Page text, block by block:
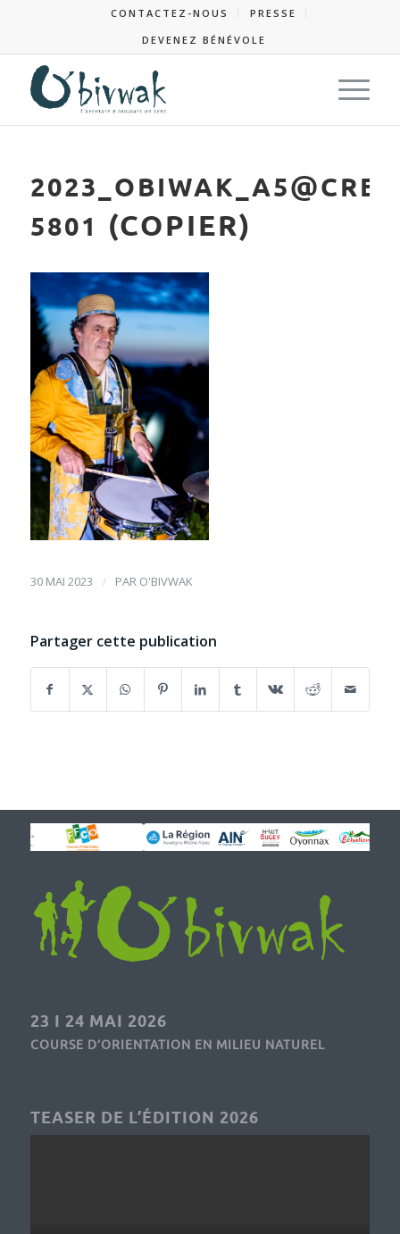
CONTACTEZ-NOUS
PRESSE
DEVENEZ BÉNÉVOLE
2023_OBIWAK_A5@
5801 (COPIER)
30 MAI 2023 / PAR O'BIVWAK
Partager cette publication
23 I 24 MAI 2026
COURSE D’ORIENTATION EN MILIEU NATUREL
TEASER DE L’ÉDITION 2026